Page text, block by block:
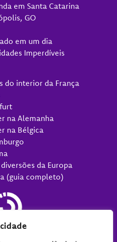
em Santa Catarina
GO
em um dia
Imperdíveis
do interior da França
na Alemanha
na Bélgica
da Europa
(guia completo)